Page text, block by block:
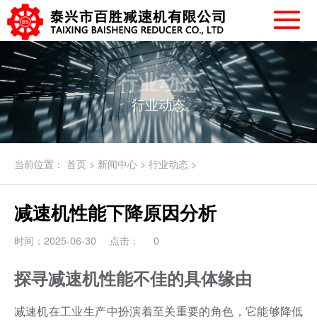
行业动态
行业动态
当前位置： 首页> 新闻中心> 行业动态>
减速机性能下降原因分析
时间：2025-06-30 点击： 0
探寻减速机性能不佳的具体缘由
减速机在工业生产中扮演着至关重要的角色，它能够降低